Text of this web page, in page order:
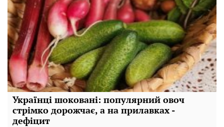
Українці шоковані: популярний овоч
стрімко дорожчає, а на прилавках -
дефіцит